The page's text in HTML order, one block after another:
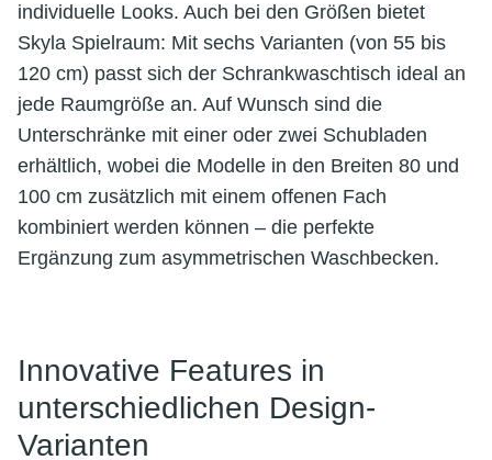
individuelle Looks. Auch bei den Größen bietet
Skyla Spielraum: Mit sechs Varianten (von 55 bis
120 cm) passt sich der Schrankwaschtisch ideal an
jede Raumgröße an. Auf Wunsch sind die
Unterschränke mit einer oder zwei Schubladen
erhältlich, wobei die Modelle in den Breiten 80 und
100 cm zusätzlich mit einem offenen Fach
kombiniert werden können – die perfekte
Ergänzung zum asymmetrischen Waschbecken.
Innovative Features in
unterschiedlichen Design-
Varianten